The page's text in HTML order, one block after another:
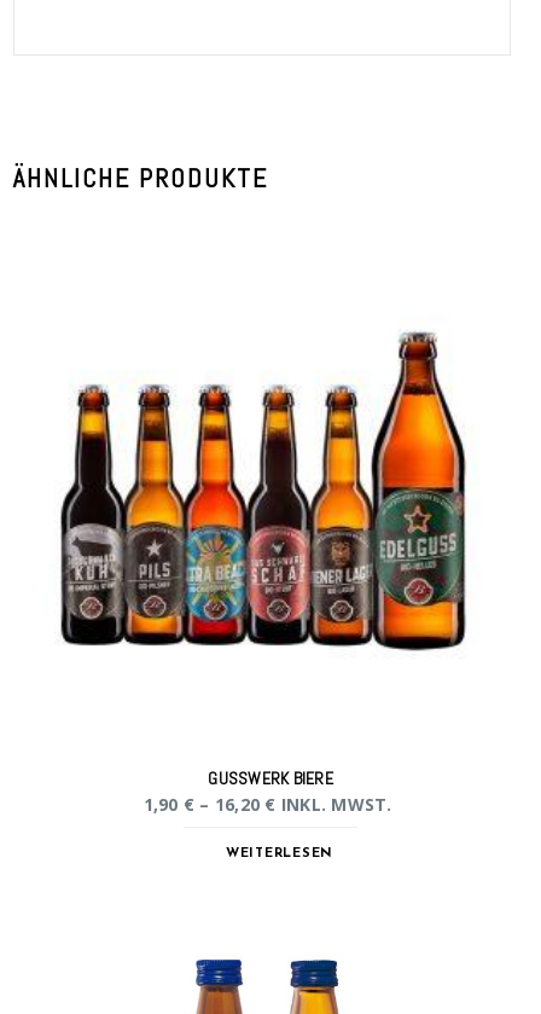
ÄHNLICHE PRODUKTE
GUSSWERK BIERE
1,90 € – 16,20 € INKL. MWST.
WEITERLESEN